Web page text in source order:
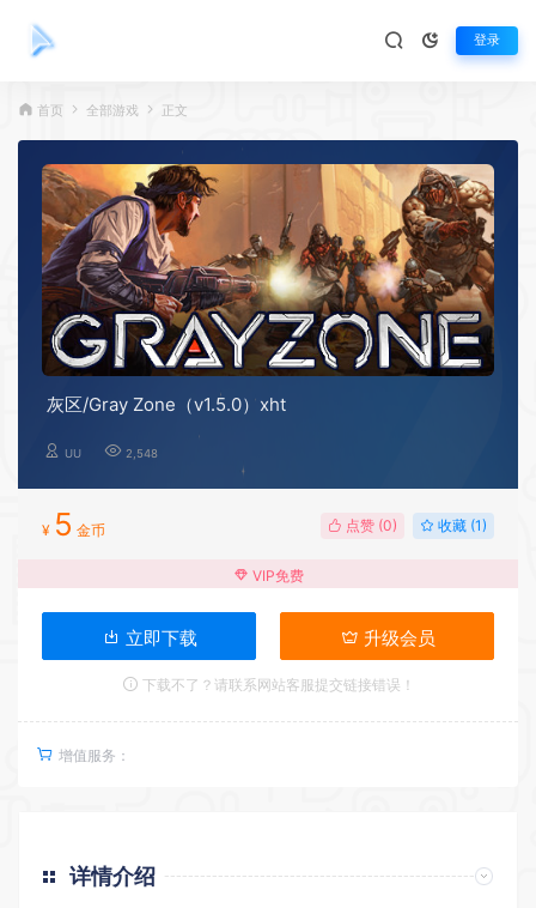
登录
首页 全部游戏 正文
灰区/Gray Zone（v1.5.0）xht
UU 2,548
¥ 5 金币 点赞 (0) 收藏 (1)
VIP免费
立即下载 升级会员
下载不了？请联系网站客服提交链接错误！
增值服务：
详情介绍